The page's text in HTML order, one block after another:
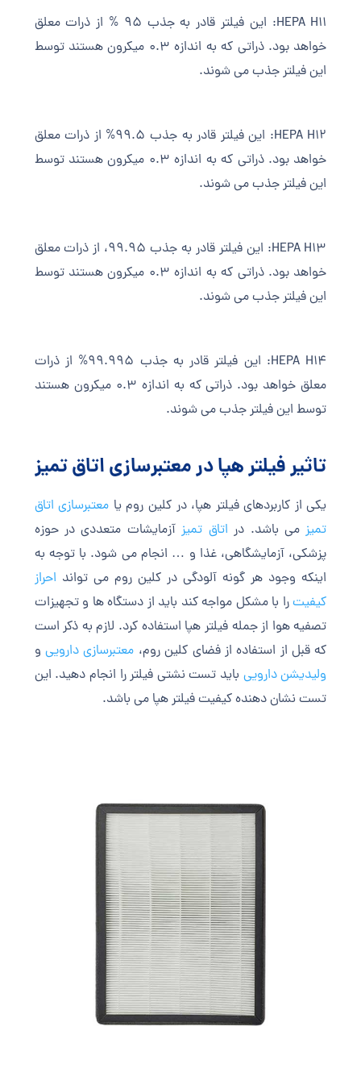
HEPA H11: این فیلتر قادر به جذب 95 % از ذرات معلق
خواهد بود. ذراتی که به اندازه 0.3 میکرون هستند توسط
این فیلتر جذب می شوند.
HEPA H12: این فیلتر قادر به جذب 99.5% از ذرات معلق
خواهد بود. ذراتی که به اندازه 0.3 میکرون هستند توسط
این فیلتر جذب می شوند.
HEPA H13: این فیلتر قادر به جذب 99.95، از ذرات معلق
خواهد بود. ذراتی که به اندازه 0.3 میکرون هستند توسط
این فیلتر جذب می شوند.
HEPA H14: این فیلتر قادر به جذب 99.995% از ذرات
معلق خواهد بود. ذراتی که به اندازه 0.3 میکرون هستند
توسط این فیلتر جذب می شوند.
تاثیر فیلتر هپا در معتبرسازی اتاق تمیز
یکی از کاربردهای فیلتر هپا، در کلین روم یا معتبرسازی اتاق
تمیزمی باشد. در اتاق تمیزآزمایشات متعددی در حوزه
پزشکی، آزمایشگاهی، غذا و … انجام می شود. با توجه به
اینکه وجود هر گونه آلودگی در کلین روم می تواند احراز
کیفیترا با مشکل مواجه کند باید از دستگاه ها و تجهیزات
تصفیه هوا از جمله فیلتر هپا استفاده کرد. لازم به ذکر است
که قبل از استفاده از فضای کلین روم، معتبرسازی دارویی و
ولیدیشن دارویی باید تست نشتی فیلتر را انجام دهید. این
تست نشان دهنده کیفیت فیلتر هپا می باشد.